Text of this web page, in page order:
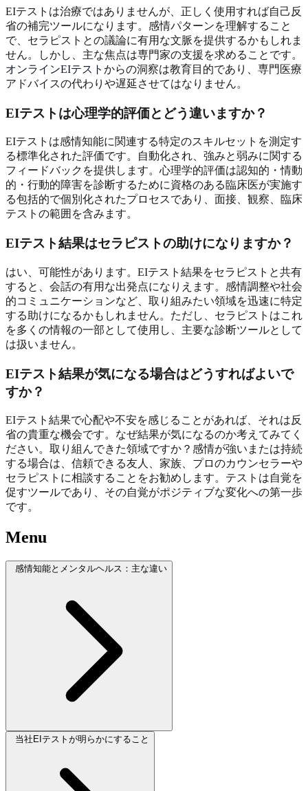
EIテストは治療ではありませんが、正しく使用すれば自己反
省の補完ツールになります。感情パターンを理解すること
で、セラピストとの議論に有用な文脈を提供するかもしれま
せん。しかし、主な焦点は専門家の支援を求めることです。
オンラインEIテスト からの洞察は教育目的であり、専門医療
アドバイスの代わりや遅延させてはなりません。
EIテストは心理学的評価とどう違いますか？
EIテストは感情知能に関連する特定のスキルセットを測定す
る標準化された評価です。自動化され、強みと弱みに関する
フィードバックを提供します。心理学的評価は認知的・情動
的・行動的障害を診断するために資格のある臨床医が実施す
る包括的で個別化されたプロセスであり、面接、観察、臨床
テストの範囲を含みます。
EIテスト結果はセラピストの助けになりますか？
はい、可能性があります。EIテスト結果をセラピストと共有
すると、会話の有用な出発点になりえます。感情調整や社会
的コミュニケーションなど、取り組みたい領域を迅速に特定
する助けになるかもしれません。ただし、セラピストはこれ
を多くの情報の一部として使用し、主要な診断ツールとして
は扱いません。
EIテスト結果が気になる場合はどうすればよいで
すか？
EIテスト結果で心配や不安を感じることがあれば、それは反
省の貴重な機会です。なぜ結果が気になるのか考えてみてく
ださい。取り組んできた領域ですか？感情が強いまたは持続
する場合は、信頼できる友人、家族、プロのカウンセラーや
セラピストに相談することをお勧めします。テストは自覚を
促すツールであり、その自覚がポジティブな変化への第一歩
です。
Menu
感情知能とメンタルヘルス：主な違い
当社EIテストが明らかにすること